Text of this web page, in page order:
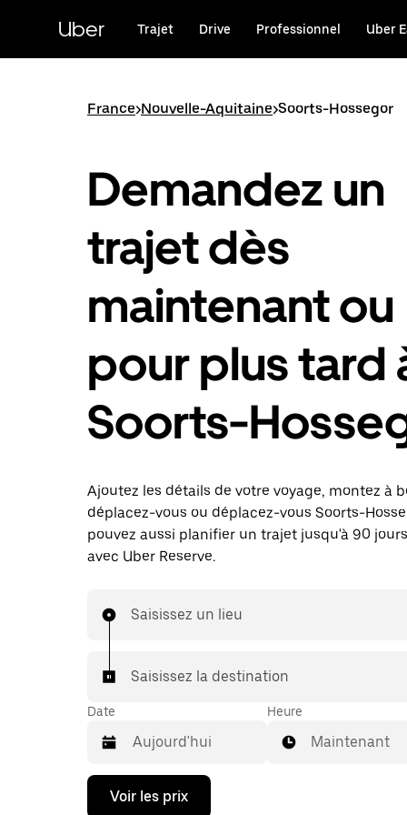
principal
Uber Trajet Drive Professionnel Uber
France>Nouvelle-Aquitaine>Soorts-Hossegor
Demandez un
trajet dès
maintenant ou
pour plus tard
Soorts-
Ajoutez les détails de votre voyage, montez à
déplacez-vous ou déplacez-vous Soorts-
pouvez aussi planifier un trajet jusqu'à 90
avec Uber Reserve.
Saisissez un lieu
Saisissez la destination
Date
Appuyez
Heure
Maintenant
Voir les prix